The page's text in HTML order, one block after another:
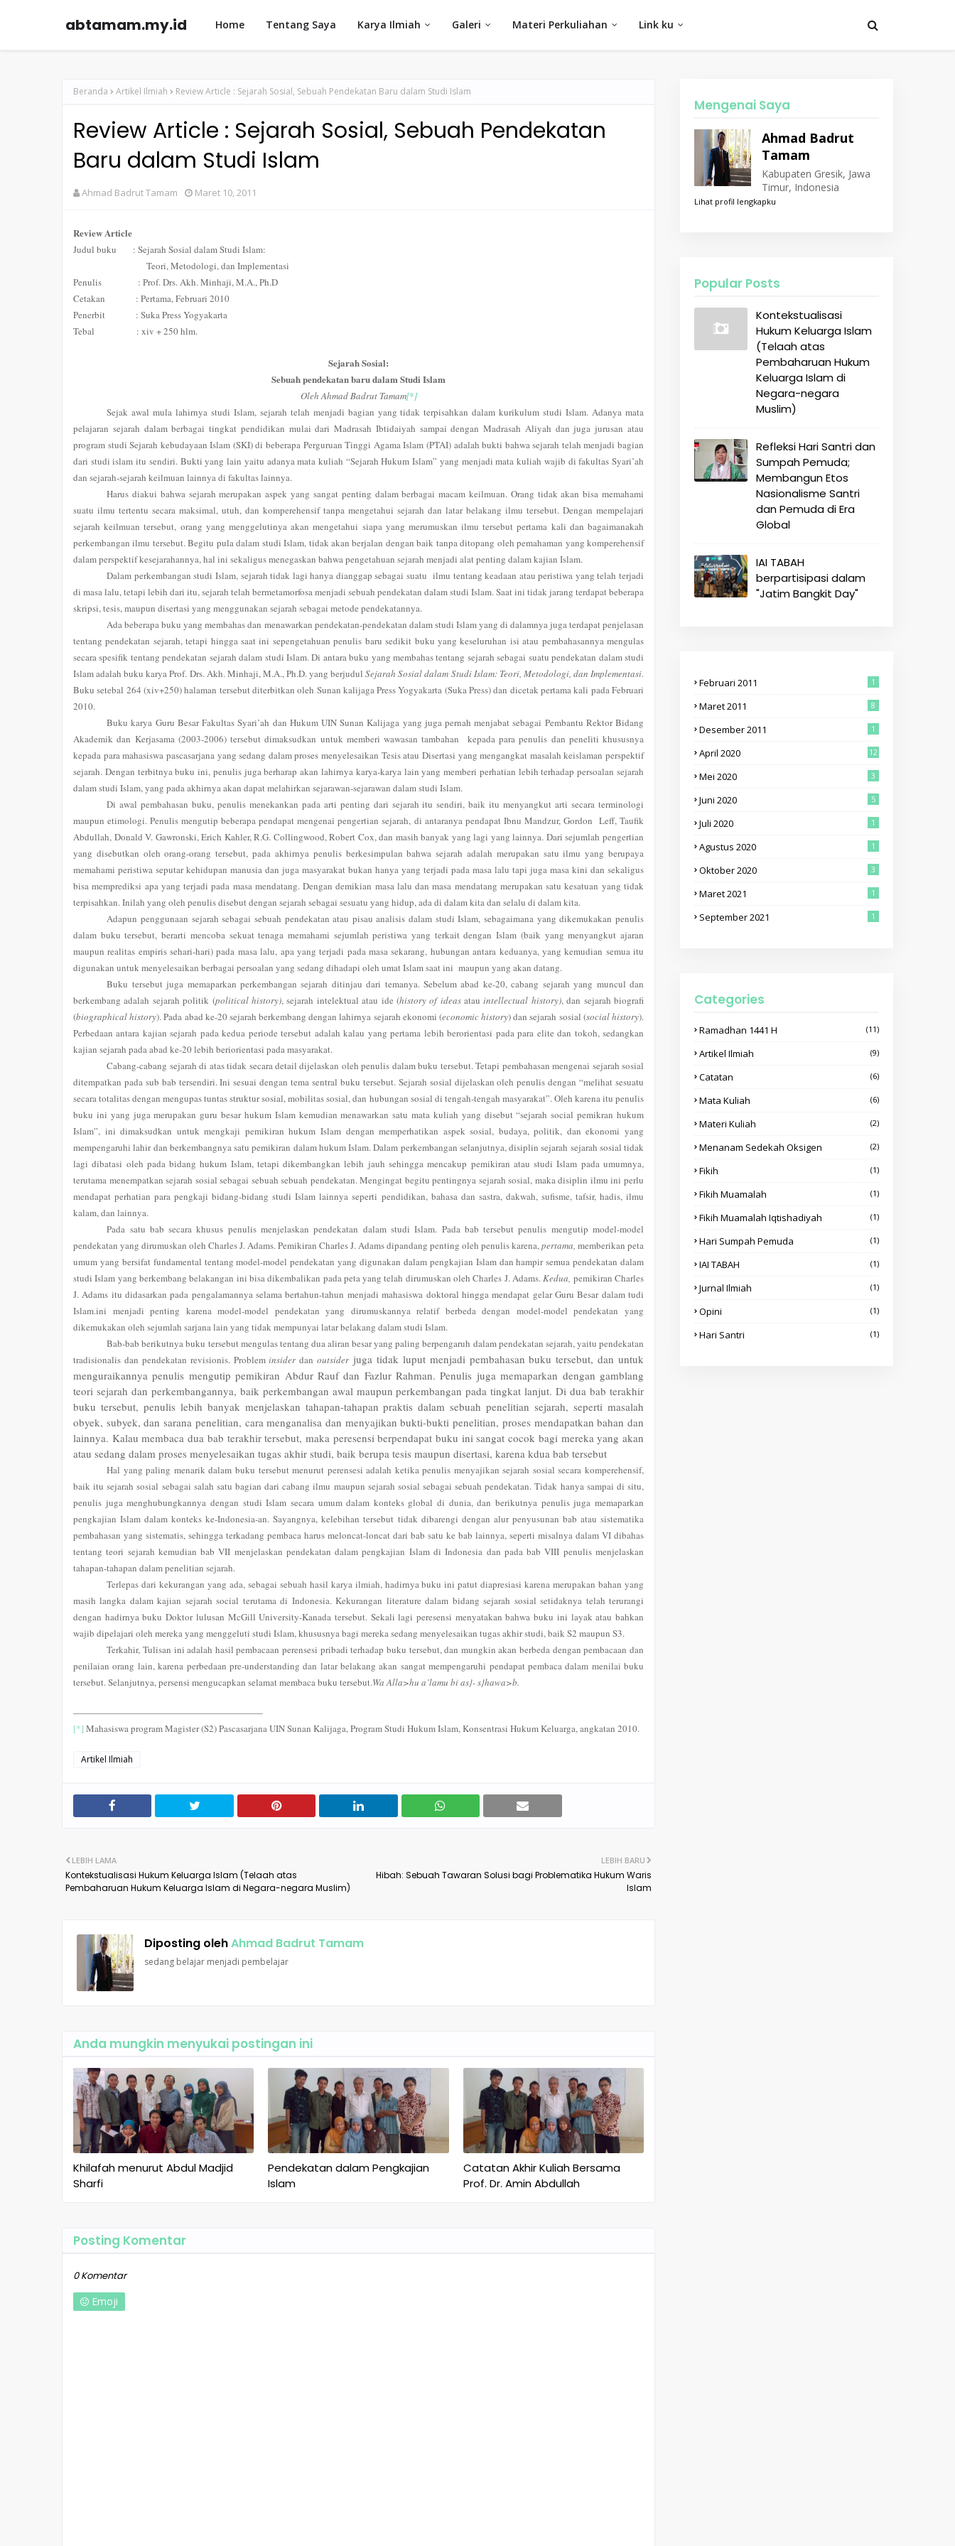
abtamam.my.id Home Tentang Saya Karya Ilmiah Galeri Materi Perkuliahan Link ku
Beranda Artikel Ilmiah Review Article : Sejarah Sosial, Sebuah Pendekatan Baru dalam Studi Islam
Review Article : Sejarah Sosial, Sebuah Pendekatan
Baru dalam Studi Islam
Ahmad Badrut Tamam Maret 10, 2011
Review Article
Judul buku : Sejarah Sosial dalam Studi Islam:
Teori, Metodologi, dan Implementasi
Penulis : Prof. Drs. Akh. Minhaji, M.A., Ph.D
Cetakan : Pertama, Februari 2010
Penerbit : Suka Press Yogyakarta
Tebal : xiv + 250 hlm.
Sejarah Sosial:
Sebuah pendekatan baru dalam Studi Islam
Oleh Ahmad Badrut Tamam[*]
Sejak awal mula lahirnya studi Islam, sejarah telah menjadi bagian yang tidak terpisahkan dalam kurikulum studi Islam. Adanya mata
pelajaran sejarah dalam berbagai tingkat pendidikan mulai dari Madrasah Ibtidaiyah sampai dengan Madrasah Aliyah dan juga jurusan atau
program studi Sejarah kebudayaan Islam (SKI) di beberapa Perguruan Tinggi Agama Islam (PTAI) adalah bukti bahwa sejarah telah menjadi bagian
dari studi islam itu sendiri. Bukti yang lain yaitu adanya mata kuliah “Sejarah Hukum Islam” yang menjadi mata kuliah wajib di fakultas Syari’ah
dan sejarah-sejarah keilmuan lainnya di fakultas lainnya.
Harus diakui bahwa sejarah merupakan aspek yang sangat penting dalam berbagai macam keilmuan. Orang tidak akan bisa memahami
suatu ilmu tertentu secara maksimal, utuh, dan komperehensif tanpa mengetahui sejarah dan latar belakang ilmu tersebut. Dengan mempelajari
sejarah keilmuan tersebut, orang yang menggelutinya akan mengetahui siapa yang merumuskan ilmu tersebut pertama kali dan bagaimanakah
perkembangan ilmu tersebut. Begitu pula dalam studi Islam, tidak akan berjalan dengan baik tanpa ditopang oleh pemahaman yang komperehensif
dalam perspektif kesejarahannya, hal ini sekaligus menegaskan bahwa pengetahuan sejarah menjadi alat penting dalam kajian Islam.
Dalam perkembangan studi Islam, sejarah tidak lagi hanya dianggap sebagai suatu ilmu tentang keadaan atau peristiwa yang telah terjadi
di masa lalu, tetapi lebih dari itu, sejarah telah bermetamorfosa menjadi sebuah pendekatan dalam studi Islam. Saat ini tidak jarang terdapat beberapa
skripsi, tesis, maupun disertasi yang menggunakan sejarah sebagai metode pendekatannya.
Ada beberapa buku yang membahas dan menawarkan pendekatan-pendekatan dalam studi Islam yang di dalamnya juga terdapat penjelasan
tentang pendekatan sejarah, tetapi hingga saat ini sepengetahuan penulis baru sedikit buku yang keseluruhan isi atau pembahasannya mengulas
secara spesifik tentang pendekatan sejarah dalam studi Islam. Di antara buku yang membahas tentang sejarah sebagai suatu pendekatan dalam studi
Islam adalah buku karya Prof. Drs. Akh. Minhaji, M.A., Ph.D. yang berjudulSejarah Sosial dalam Studi Islam: Teori, Metodologi, dan Implementasi.
Buku setebal 264 (xiv+250) halaman tersebut diterbitkan oleh Sunan kalijaga Press Yogyakarta (Suka Press) dan dicetak pertama kali pada Februari
2010.
Buku karya Guru Besar Fakultas Syari’ah dan Hukum UIN Sunan Kalijaga yang juga pernah menjabat sebagai Pembantu Rektor Bidang
Akademik dan Kerjasama (2003-2006) tersebut dimaksudkan untuk memberi wawasan tambahan kepada para penulis dan peneliti khususnya
kepada para mahasiswa pascasarjana yang sedang dalam proses menyelesaikan Tesis atau Disertasi yang mengangkat masalah keislaman perspektif
sejarah. Dengan terbitnya buku ini, penulis juga berharap akan lahirnya karya-karya lain yang memberi perhatian lebih terhadap persoalan sejarah
dalam studi Islam, yang pada akhirnya akan dapat melahirkan sejarawan-sejarawan dalam studi Islam.
Di awal pembahasan buku, penulis menekankan pada arti penting dari sejarah itu sendiri, baik itu menyangkut arti secara terminologi
maupun etimologi. Penulis mengutip beberapa pendapat mengenai pengertian sejarah, di antaranya pendapat Ibnu Mandzur, Gordon Leff, Taufik
Abdullah, Donald V. Gawronski, Erich Kahler, R.G. Collingwood, Robert Cox, dan masih banyak yang lagi yang lainnya. Dari sejumlah pengertian
yang disebutkan oleh orang-orang tersebut, pada akhirnya penulis berkesimpulan bahwa sejarah adalah merupakan satu ilmu yang berupaya
memahami peristiwa seputar kehidupan manusia dan juga masyarakat bukan hanya yang terjadi pada masa lalu tapi juga masa kini dan sekaligus
bisa memprediksi apa yang terjadi pada masa mendatang. Dengan demikian masa lalu dan masa mendatang merupakan satu kesatuan yang tidak
terpisahkan. Inilah yang oleh penulis disebut dengan sejarah sebagai sesuatu yang hidup, ada di dalam kita dan selalu di dalam kita.
Adapun penggunaan sejarah sebagai sebuah pendekatan atau pisau analisis dalam studi Islam, sebagaimana yang dikemukakan penulis
dalam buku tersebut, berarti mencoba sekuat tenaga memahami sejumlah peristiwa yang terkait dengan Islam (baik yang menyangkut ajaran
maupun realitas empiris sehari-hari) pada masa lalu, apa yang terjadi pada masa sekarang, hubungan antara keduanya, yang kemudian semua itu
digunakan untuk menyelesaikan berbagai persoalan yang sedang dihadapi oleh umat Islam saat ini maupun yang akan datang.
Buku tersebut juga memaparkan perkembangan sejarah ditinjau dari temanya. Sebelum abad ke-20, cabang sejarah yang muncul dan
berkembang adalah sejarah politik (political history), sejarah intelektual atau ide (history of ideasatauintellectual history), dan sejarah biografi
(biographical history). Pada abad ke-20 sejarah berkembang dengan lahirnya sejarah ekonomi (economic history) dan sejarah sosial (social history).
Perbedaan antara kajian sejarah pada kedua periode tersebut adalah kalau yang pertama lebih berorientasi pada para elite dan tokoh, sedangkan
kajian sejarah pada abad ke-20 lebih beriorientasi pada masyarakat.
Cabang-cabang sejarah di atas tidak secara detail dijelaskan oleh penulis dalam buku tersebut. Tetapi pembahasan mengenai sejarah sosial
ditempatkan pada sub bab tersendiri. Ini sesuai dengan tema sentral buku tersebut. Sejarah sosial dijelaskan oleh penulis dengan “melihat sesuatu
secara totalitas dengan mengupas tuntas struktur sosial, mobilitas sosial, dan hubungan sosial di tengah-tengah masyarakat”. Oleh karena itu penulis
buku ini yang juga merupakan guru besar hukum Islam kemudian menawarkan satu mata kuliah yang disebut “sejarah social pemikran hukum
Islam”, ini dimaksudkan untuk mengkaji pemikiran hukum Islam dengan memperhatikan aspek sosial, budaya, politik, dan ekonomi yang
mempengaruhi lahir dan berkembangnya satu pemikiran dalam hukum Islam. Dalam perkembangan selanjutnya, disiplin sejarah sejarah sosial tidak
lagi dibatasi oleh pada bidang hukum Islam, tetapi dikembangkan lebih jauh sehingga mencakup pemikiran atau studi Islam pada umumnya,
terutama menempatkan sejarah sosial sebagai sebuah sebuah pendekatan. Mengingat begitu pentingnya sejarah sosial, maka disiplin ilmu ini perlu
mendapat perhatian para pengkaji bidang-bidang studi Islam lainnya seperti pendidikan, bahasa dan sastra, dakwah, sufisme, tafsir, hadis, ilmu
kalam, dan lainnya.
Pada satu bab secara khusus penulis menjelaskan pendekatan dalam studi Islam. Pada bab tersebut penulis mengutip model-model
pendekatan yang dirumuskan oleh Charles J. Adams. Pemikiran Charles J. Adams dipandang penting oleh penulis karena,pertama, memberikan peta
umum yang bersifat fundamental tentang model-model pendekatan yang digunakan dalam pengkajian Islam dan hampir semua pendekatan dalam
studi Islam yang berkembang belakangan ini bisa dikembalikan pada peta yang telah dirumuskan oleh Charles J. Adams.Kedua, pemikiran Charles
J. Adams itu didasarkan pada pengalamannya selama bertahun-tahun menjadi mahasiswa doktoral hingga mendapat gelar Guru Besar dalam tudi
Islam.ini menjadi penting karena model-model pendekatan yang dirumuskannya relatif berbeda dengan model-model pendekatan yang
dikemukakan oleh sejumlah sarjana lain yang tidak mempunyai latar belakang dalam studi Islam.
Bab-bab berikutnya buku tersebut mengulas tentang dua aliran besar yang paling berpengaruh dalam pendekatan sejarah, yaitu pendekatan
tradisionalis dan pendekatan revisionis. Probleminsiderdanoutsiderjuga tidak luput menjadi pembahasan buku tersebut, dan untuk
menguraikannya penulis mengutip pemikiran Abdur Rauf dan Fazlur Rahman. Penulis juga memaparkan dengan gamblang
teori sejarah dan perkembangannya, baik perkembangan awal maupun perkembangan pada tingkat lanjut. Di dua bab terakhir
buku tersebut, penulis lebih banyak menjelaskan tahapan-tahapan praktis dalam sebuah penelitian sejarah, seperti masalah
obyek, subyek, dan sarana penelitian, cara menganalisa dan menyajikan bukti-bukti penelitian, proses mendapatkan bahan dan
lainnya. Kalau membaca dua bab terakhir tersebut, maka peresensi berpendapat buku ini sangat cocok bagi mereka yang akan
atau sedang dalam proses menyelesaikan tugas akhir studi, baik berupa tesis maupun disertasi, karena kdua bab tersebut
Hal yang paling menarik dalam buku tersebut menurut perensesi adalah ketika penulis menyajikan sejarah sosial secara komperehensif,
baik itu sejarah sosial sebagai salah satu bagian dari cabang ilmu maupun sejarah sosial sebagai sebuah pendekatan. Tidak hanya sampai di situ,
penulis juga menghubungkannya dengan studi Islam secara umum dalam konteks global di dunia, dan berikutnya penulis juga memaparkan
pengkajian Islam dalam konteks ke-Indonesia-an. Sayangnya, kelebihan tersebut tidak dibarengi dengan alur penyusunan bab atau sistematika
pembahasan yang sistematis, sehingga terkadang pembaca harus meloncat-loncat dari bab satu ke bab lainnya, seperti misalnya dalam VI dibahas
tentang teori sejarah kemudian bab VII menjelaskan pendekatan dalam pengkajian Islam di Indonesia dan pada bab VIII penulis menjelaskan
tahapan-tahapan dalam penelitian sejarah.
Terlepas dari kekurangan yang ada, sebagai sebuah hasil karya ilmiah, hadirnya buku ini patut diapresiasi karena merupakan bahan yang
masih langka dalam kajian sejarah social terutama di Indonesia. Kekurangan literature dalam bidang sejarah sosial setidaknya telah terurangi
dengan hadirnya buku Doktor lulusan McGill University-Kanada tersebut. Sekali lagi peresensi menyatakan bahwa buku ini layak atau bahkan
wajib dipelajari oleh mereka yang menggeluti studi Islam, khususnya bagi mereka sedang menyelesaikan tugas akhir studi, baik S2 maupun S3.
Terkahir, Tulisan ini adalah hasil pembacaan perensesi pribadi terhadap buku tersebut, dan mungkin akan berbeda dengan pembacaan dan
penilaian orang lain, karena perbedaan pre-understanding dan latar belakang akan sangat mempengaruhi pendapat pembaca dalam menilai buku
tersebut. Selanjutnya, persensi mengucapkan selamat membaca buku tersebut.Wa Alla>hu a’lamu bi as}-s}hawa>b.
[*] Mahasiswa program Magister (S2) Pascasarjana UIN Sunan Kalijaga, Program Studi Hukum Islam, Konsentrasi Hukum Keluarga, angkatan 2010.
Artikel Ilmiah
LEBIH BARU
Hibah: Sebuah Tawaran Solusi bagi Problematika Hukum Waris
Islam
LEBIH LAMA
Kontekstualisasi Hukum Keluarga Islam (Telaah atas
Pembaharuan Hukum Keluarga Islam di Negara-negara Muslim)
Diposting olehAhmad Badrut Tamam
sedang belajar menjadi pembelajar
Anda mungkin menyukai postingan ini
Khilafah menurut Abdul Madjid
Sharfi
Pendekatan dalam Pengkajian
Islam
Catatan Akhir Kuliah Bersama
Prof. Dr. Amin Abdullah
Posting Komentar
0 Komentar
Emoji
Mengenai Saya
Ahmad Badrut
Tamam
Kabupaten Gresik, Jawa
Timur, Indonesia
Lihat profil lengkapku
Popular Posts
Kontekstualisasi
Hukum Keluarga Islam
(Telaah atas
Pembaharuan Hukum
Keluarga Islam di
Negara-negara
Muslim)
Refleksi Hari Santri dan
Sumpah Pemuda;
Membangun Etos
Nasionalisme Santri
dan Pemuda di Era
Global
IAI TABAH
berpartisipasi dalam
"Jatim Bangkit Day"
Februari 2011 1
Maret 2011 8
Desember 2011 1
April 2020 12
Mei 2020 3
Juni 2020 5
Juli 2020 1
Agustus 2020 1
Oktober 2020 3
Maret 2021 1
September 2021 1
Categories
Ramadhan 1441 H (11)
Artikel Ilmiah (9)
Catatan (6)
Mata Kuliah (6)
Materi Kuliah (2)
Menanam Sedekah Oksigen (2)
Fikih (1)
Fikih Muamalah (1)
Fikih Muamalah Iqtishadiyah (1)
Hari Sumpah Pemuda (1)
IAI TABAH (1)
Jurnal Ilmiah (1)
Opini (1)
Hari Santri (1)